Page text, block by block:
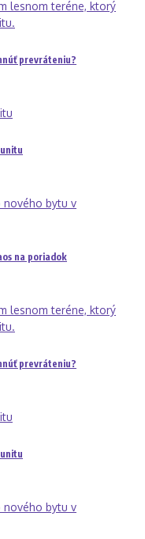
prevráteniu?
na poriadok
prevráteniu?